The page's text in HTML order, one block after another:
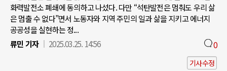
화력발전소 폐쇄에 동의하고 나섰다. 다만 “석탄발전은 멈춰도 우리 삶
은 멈출 수 없다”면서 노동자와 지역 주민의 일과 삶을 지키고 에너지
공공성을 실현하는 정...
류민 기자
2025.03.25. 14:56 0
기사수정